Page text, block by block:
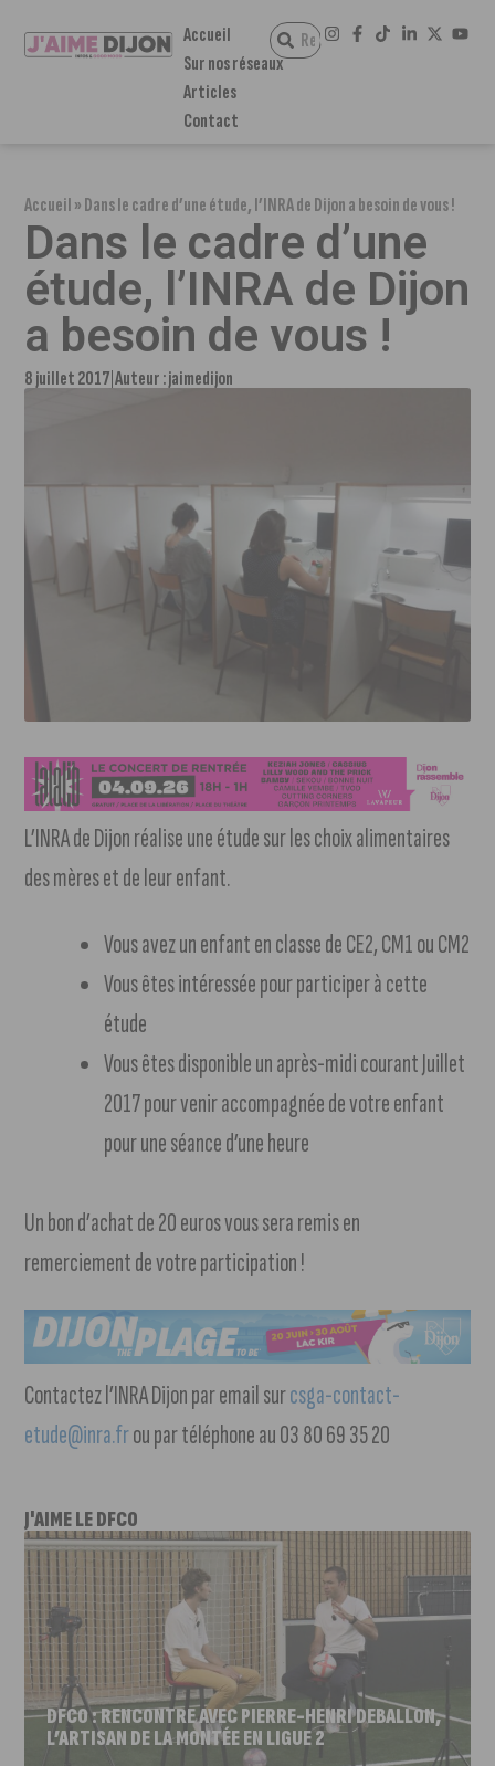
Accueil
Sur nos réseaux
Articles
Contact
Accueil»Dans le cadre d’une étude, l’INRA de Dijon a besoin de vous !
Dans le cadre d’une
étude, l’INRA de Dijon
a besoin de vous !
8 juillet 2017 Auteur :jaimedijon
L’INRA de Dijon réalise une étude sur les choix alimentaires
des mères et de leur enfant.
Vous avez un enfant en classe de CE2, CM1 ou CM2
Vous êtes intéressée pour participer à cette
étude
Vous êtes disponible un après-midi courant Juillet
2017 pour venir accompagnée de votre enfant
pour une séance d’une heure
Un bon d’achat de 20 euros vous sera remis en
remerciement de votre participation !
Contactez l’INRA Dijon par email surcsga-contact-
etude@inra.frou par téléphone au 03 80 69 35 20
J'AIME LE DFCO
DFCO : RENCONTRE AVEC PIERRE-HENRI DEBALLON,
L’ARTISAN DE LA MONTÉE EN LIGUE 2